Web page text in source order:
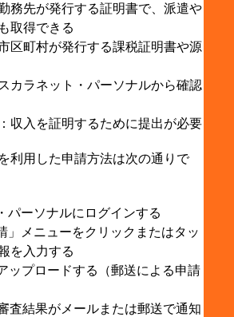
務先が発行する証明書で、派遣や
取得できる
区町村が発行する課税証明書や源
カラネット・パーソナルから確認
収入を証明するために提出が必要
利用した申請方法は次の通りで
パーソナルにログインする
」メニューをクリックまたはタッ
を入力する
ップロードする（郵送による申請
査結果がメールまたは郵送で通知